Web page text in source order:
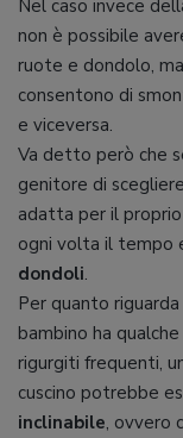
Nel caso invece
non è possibile
ruote e dondolo,
consentono di
e viceversa.
Va detto però che
genitore di
adatta per il
ogni volta il tempo
dondoli.
Per quanto
bambino ha
rigurgiti frequenti,
cuscino potrebbe
inclinabile, ovvero